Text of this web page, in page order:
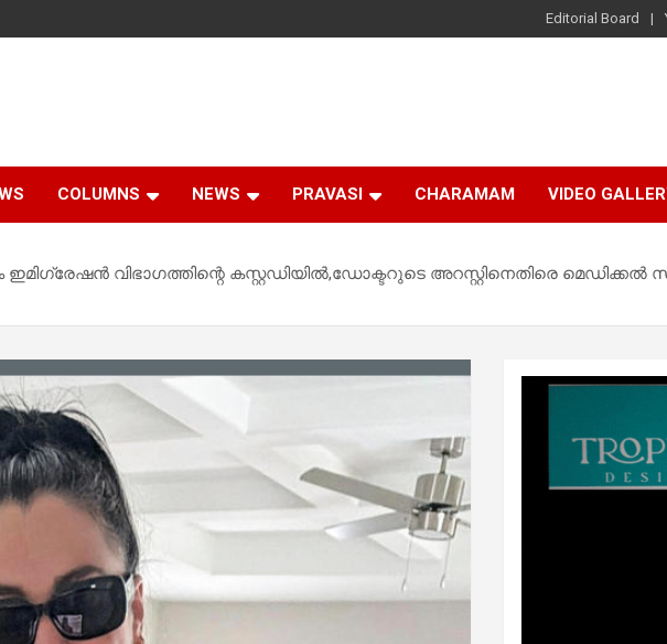
Editorial Board
COLUMNS NEWS PRAVASI CHARAMAM VIDEO
വിഭാഗത്തിന്റെ കസ്റ്റഡിയിൽ,ഡോക്ടറുടെ അറസ്റ്റിനെതിരെ